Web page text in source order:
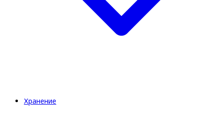
Хранение